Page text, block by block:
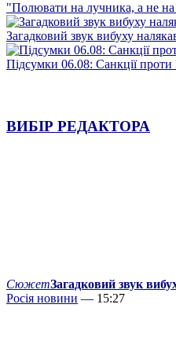
"Полювати на лучника, а не на
Загадковий звук вибуху
Підсумки 06.08: Санкції
ВИБІР РЕДАКТОРА
СюжетЗагадковий звук
Росія новини — 15:27